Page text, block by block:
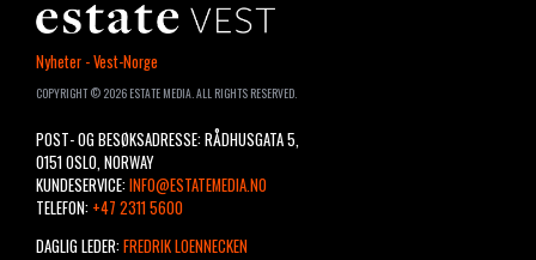
ESTATE
Nyheter - Vest-Norge
COPYRIGHT © 2026 ESTATE MEDIA. ALL RIGHTS RESERVED.
POST- OG BESØKSADRESSE: RÅDHUSGATA 5,
0151 OSLO, NORWAY
KUNDESERVICE: INFO@ESTATEMEDIA.NO
TELEFON: +47 2311 5600
DAGLIG LEDER: FREDRIK LOENNECKEN